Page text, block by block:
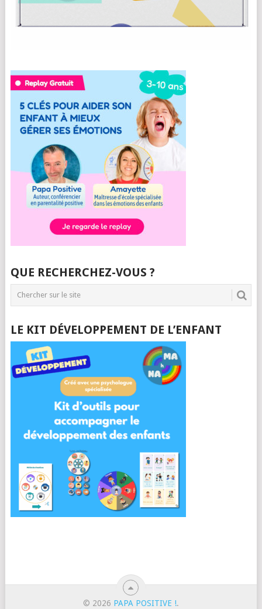
QUE RECHERCHEZ-VOUS ?
LE KIT DÉVELOPPEMENT DE L’ENFANT
© 2026 PAPA POSITIVE !.